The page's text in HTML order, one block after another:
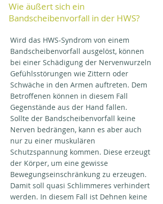
Wie äußert sich ein
Bandscheibenvorfall in der HWS?
Wird das HWS-Syndrom von einem
Bandscheibenvorfall ausgelöst, können
bei einer Schädigung der Nervenwurzeln
Gefühlsstörungen wie Zittern oder
Schwäche in den Armen auftreten. Dem
Betroffenen können in diesem Fall
Gegenstände aus der Hand fallen.
Sollte der Bandscheibenvorfall keine
Nerven bedrängen, kann es aber auch
nur zu einer muskulären
Schutzspannung kommen. Diese erzeugt
der Körper, um eine gewisse
Bewegungseinschränkung zu erzeugen.
Damit soll quasi Schlimmeres verhindert
werden. In diesem Fall ist Dehnen keine